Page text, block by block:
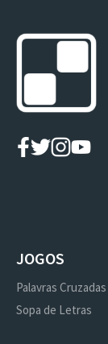
JOGOS
Palavras Cruzadas
Sopa de Letras